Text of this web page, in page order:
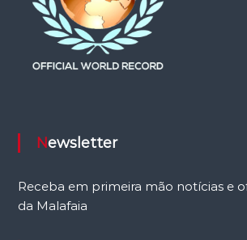
Newsletter
Receba em primeira mão notícias e
da Malafaia